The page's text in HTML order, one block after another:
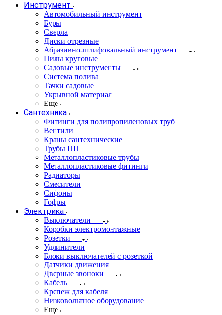
Инструмент
Автомобильный инструмент
Буры
Сверла
Диски отрезные
Абразивно-шлифовальный инструмент
Пилы круговые
Садовые инструменты
Система полива
Тачки садовые
Укрывной материал
Еще
Сантехника
Фитинги для полипропиленовых труб
Вентили
Краны сантехнические
Трубы ПП
Металлопластиковые трубы
Металлопластиковые фитинги
Радиаторы
Смесители
Сифоны
Гофры
Электрика
Выключатели
Коробки электромонтажные
Розетки
Удлинители
Блоки выключателей с розеткой
Датчики движения
Дверные звоноки
Кабель
Крепеж для кабеля
Низковольтное оборудование
Еще